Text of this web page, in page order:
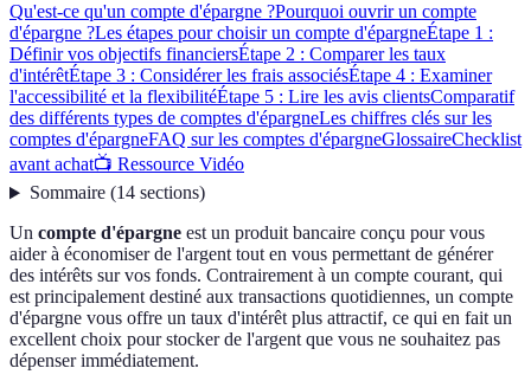
Qu'est-ce qu'un compte d'épargne ?Pourquoi ouvrir un compte
d'épargne ?Les étapes pour choisir un compte d'épargneÉtape 1 :
Définir vos objectifs financiersÉtape 2 : Comparer les taux
d'intérêtÉtape 3 : Considérer les frais associésÉtape 4 : Examiner
l'accessibilité et la flexibilitéÉtape 5 : Lire les avis clientsComparatif
des différents types de comptes d'épargneLes chiffres clés sur les
comptes d'épargneFAQ sur les comptes d'épargneGlossaireChecklist
avant achat📺 Ressource Vidéo
Sommaire(14 sections)
Un compte d'épargne est un produit bancaire conçu pour vous
aider à économiser de l'argent tout en vous permettant de générer
des intérêts sur vos fonds. Contrairement à un compte courant, qui
est principalement destiné aux transactions quotidiennes, un compte
d'épargne vous offre un taux d'intérêt plus attractif, ce qui en fait un
excellent choix pour stocker de l'argent que vous ne souhaitez pas
dépenser immédiatement.